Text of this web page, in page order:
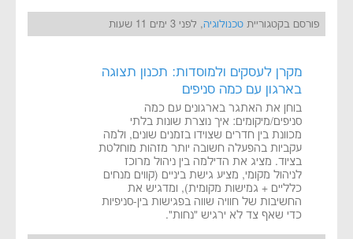
פורסם בקטגוריית טכנולוגיה, לפני 3 ימים 11 שעות
מקרן לעסקים ולמוסדות: תכנון תצוגה
בארגון עם כמה סניפים
בוחן את האתגר בארגונים עם כמה
סניפים/מיקומים: איך נוצרת שונות בלתי
מכוונת בין חדרים שצוידו בזמנים שונים, ולמה
עקביות בהפעלה חשובה יותר מזהות מוחלטת
בציוד. מציג את הדילמה בין ניהול מרוכז
לניהול מקומי, מציע גישת ביניים (קווים מנחים
כלליים + גמישות מקומית), ומדגיש את
החשיבות של חוויה שווה בפגישות בין-סניפיות
כדי שאף צד לא ירגיש "נחות".